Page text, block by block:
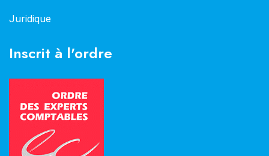
Juridique
Inscrit à l'ordre